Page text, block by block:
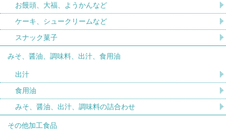
お饅頭、大福、ようかんなど
ケーキ、シュークリームなど
スナック菓子
みそ、醤油、調味料、出汁、食用油
出汁
食用油
みそ、醤油、出汁、調味料の詰合わせ
その他加工食品